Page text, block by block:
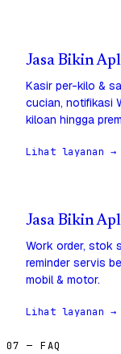
Jasa Bikin
Kasir per-kilo &
cucian, notifikasi
kiloan hingga
Lihat layanan →
Jasa Bikin
Work order, stok
reminder servis
mobil & motor.
Lihat layanan →
07 — FAQ